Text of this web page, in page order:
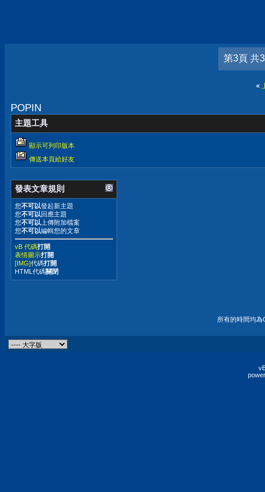
第3頁 共
«
POPIN
主題工具
顯示可列印版本
傳送本頁給好友
發表文章規則
您不可以發起新主題
您不可以回應主題
您不可以 上傳附加檔案
您不可以編輯您的文章
vB 代碼打開
表情圖示打開
[IMG]代碼打開
HTML代碼關閉
所有的時間均為